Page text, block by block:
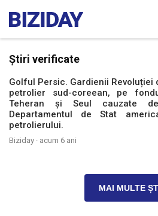
Știri verificate
Golful Persic. Gardienii Revoluției
petrolier sud-coreean, pe
Teheran și Seul cauzate
Departamentul de Stat
petrolierului.
Biziday · acum 6 ani
MAI MULTE